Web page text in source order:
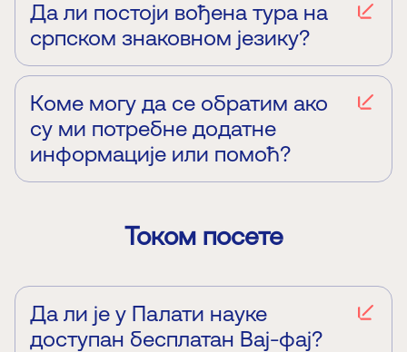
могу користити и аудио водич наше мобилне
апликације. Мобилна апликација Палате науке
доступна је наPlay StoreиApple App Storе
Да ли постоји вођена тура на
српском знаковном језику?
Палате науке уз стручно вођење на српском
знаковном језику.
Коме могу да се обратим ако
су ми потребне додатне
информације или помоћ?
Током посете
Да ли је у Палати науке
доступан бесплатан Вај-фај?